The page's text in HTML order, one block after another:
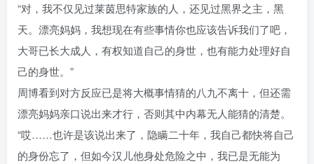
“对，我不仅见过莱茵思特家族的人，还见过黑界之主，黑
天。漂亮妈妈，我想现在有些事情你也应该告诉我们了吧，
大哥已长大成人，有权知道自己的身世，也有能力处理好自
己的身世。”
周博看到对方反应已是将大概事情猜的八九不离十，但还需
漂亮妈妈亲口说出来才行，否则其中内幕无人能猜的清楚。
“哎……也许是该说出来了，隐瞒二十年，我自己都快将自己
的身份忘了，但如今汉儿他身处危险之中，我已是无能为